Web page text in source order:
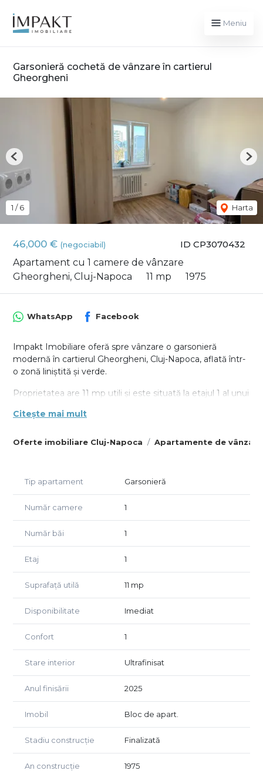
Meniu
Garsonieră cochetă de vânzare în cartierul
Gheorgheni
ID CP3070432
46,000 € (negociabil)
Apartament cu 1 camere de vânzare
Gheorgheni, Cluj-Napoca
11 mp 1975
1 /6 Harta
Previous
Oferte imobiliare Cluj-Napoca Apartamente de
WhatsApp Facebook
Impakt Imobiliare oferă spre vânzare o garsonieră
modernă în cartierul Gheorgheni, Cluj-Napoca, aflată într-
o zonă liniștită și verde.
Proprietatea are 11 mp utili și este situată la etajul 1 al unui
oferind viitorului proprietar sau chiriaș libertatea de a o
intimitate.
Imobilul are acces facil la transport public, iar Iulius Mall și
FSEGA se află la aproximativ 15 minute de mers pe jos.
Pentru detalii și vizionări, vă stă la dispoziție echipa
Impakt Imobiliare.
Citește mai mult
Tip apartament Garsonieră
Număr camere 1
Număr băi 1
Etaj 1
Suprafață utilă 11 mp
Disponibilitate Imediat
Confort 1
Stare interior Ultrafinisat
Anul finisării 2025
Imobil Bloc de apart.
Stadiu construcție Finalizată
An construcție 1975